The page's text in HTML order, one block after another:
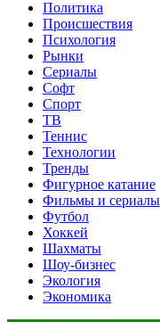
Политика
Происшествия
Психология
Рынки
Сериалы
Софт
Спорт
ТВ
Теннис
Технологии
Тренды
Фигурное катание
Фильмы и сериалы
Футбол
Хоккей
Шахматы
Шоу-бизнес
Экология
Экономика